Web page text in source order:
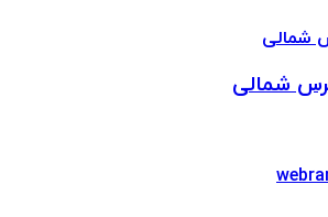
شمالی
شمالی